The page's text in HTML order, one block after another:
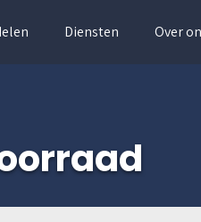
Diensten Over